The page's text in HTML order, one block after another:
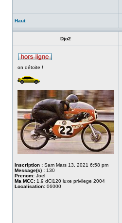
Haut
Djo2
on détoite !
Inscription : Sam Mars 13, 2021 6:58 pm
Message(s) : 130
Prenom: Joel
Ma MCC: 1.9 dCi120 luxe privilege 2004
Localisation: 06000